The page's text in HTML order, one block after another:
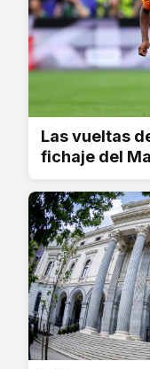
Las vueltas
fichaje del